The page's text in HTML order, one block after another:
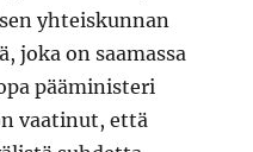
yhteiskunnan
joka on saamassa
pääministeri
vaatinut, että